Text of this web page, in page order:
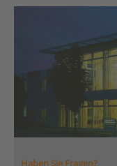
Haben Sie Fragen?